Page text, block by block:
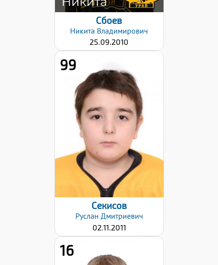
Сбоев
Никита Владимирович
25.09.2010
99
Хват клюшки:
Левый
Дата заявки:
12.12.2024
Секисов
Руслан Дмитриевич
02.11.2011
16